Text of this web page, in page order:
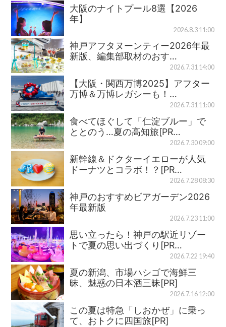
大阪のナイトプール8選【2026
年】
2026.8.3 11:00
神戸アフタヌーンティー2026年最
新版、編集部取材のおす…
2026.7.31 14:00
【大阪・関西万博2025】アフター
万博＆万博レガシーも！…
2026.7.31 11:00
食べてほぐして「仁淀ブルー」で
ととのう…夏の高知旅[PR…
2026.7.30 09:00
新幹線＆ドクターイエローが人気
ドーナツとコラボ！？[PR…
2026.7.28 08:30
神戸のおすすめビアガーデン2026
年最新版
2026.7.23 11:00
思い立ったら！神戸の駅近リゾー
トで夏の思い出づくり[PR…
2026.7.22 19:40
夏の新潟、市場ハシゴで海鮮三
昧、魅惑の日本酒三昧[PR]
2026.7.16 12:00
この夏は特急「しおかぜ」に乗っ
て、おトクに四国旅[PR]